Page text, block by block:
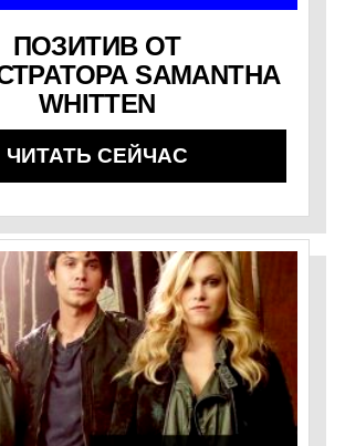
ПОЗИТИВ ОТ
SAMANTHA
WHITTEN
ЧИТАТЬ СЕЙЧАС